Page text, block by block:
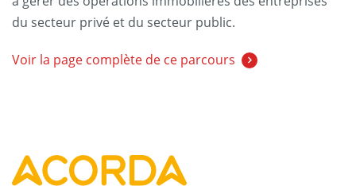
du secteur privé et du secteur public.
Voir la page complète de ce parcours